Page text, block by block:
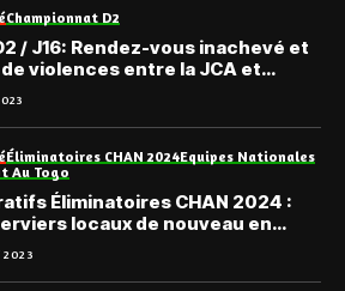
Championnat D2
/ J16: Rendez-vous inachevé et
violences entre la JCA et
Fc
Éliminatoires CHAN 2024Equipes Nationales
Au Togo
Éliminatoires CHAN 2024 :
locaux de nouveau en
2023